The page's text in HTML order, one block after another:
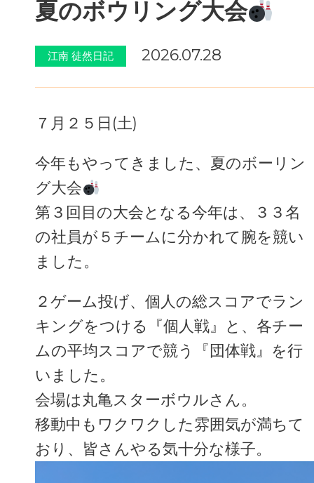
夏のボウリング大会
江南 徒然日記 2026.07.28
７月２５日(土)
今年もやってきました、夏のボーリン
グ大会
第３回目の大会となる今年は、３３名
の社員が５チームに分かれて腕を競い
ました。
２ゲーム投げ、個人の総スコアでラン
キングをつける『個人戦』と、各チー
ムの平均スコアで競う『団体戦』を行
いました。
会場は丸亀スターボウルさん。
移動中もワクワクした雰囲気が満ちて
おり、皆さんやる気十分な様子。